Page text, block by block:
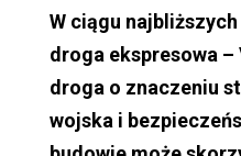
W ciągu
droga ekspresowa –
droga o znaczeniu
wojska i